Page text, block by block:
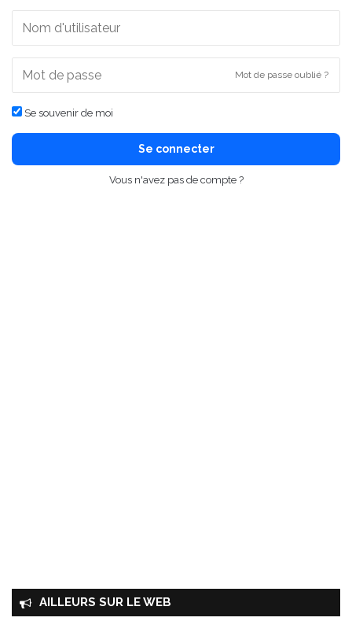
Mot de passe oublié ?
Se souvenir de moi
Se connecter
Vous n'avez pas de compte ?
AILLEURS SUR LE WEB